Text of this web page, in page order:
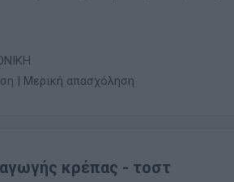
| Μερική απασχόληση
κρέπας - τοστ